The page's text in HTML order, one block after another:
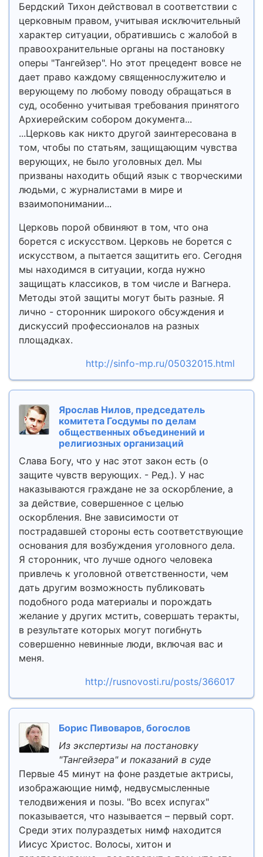
Бердский Тихон действовал в соответствии с
церковным правом, учитывая исключительный
характер ситуации, обратившись с жалобой в
правоохранительные органы на постановку
оперы "Тангейзер". Но этот прецедент вовсе не
дает право каждому священнослужителю и
верующему по любому поводу обращаться в
суд, особенно учитывая требования принятого
Архиерейским собором документа...
...Церковь как никто другой заинтересована в
том, чтобы по статьям, защищающим чувства
верующих, не было уголовных дел. Мы
призваны находить общий язык с творческими
людьми, с журналистами в мире и
взаимопонимании...
Церковь порой обвиняют в том, что она
борется с искусством. Церковь не борется с
искусством, а пытается защитить его. Сегодня
мы находимся в ситуации, когда нужно
защищать классиков, в том числе и Вагнера.
Методы этой защиты могут быть разные. Я
лично - сторонник широкого обсуждения и
дискуссий профессионалов на разных
площадках.
http://sinfo-mp.ru/05032015.html
Ярослав Нилов, председатель
комитета Госдумы по делам
общественных объединений и
религиозных организаций
Слава Богу, что у нас этот закон есть (о
защите чувств верующих. - Ред.). У нас
наказываются граждане не за оскорбление, а
за действие, совершенное с целью
оскорбления. Вне зависимости от
пострадавшей стороны есть соответствующие
основания для возбуждения уголовного дела.
Я сторонник, что лучше одного человека
привлечь к уголовной ответственности, чем
дать другим возможность публиковать
подобного рода материалы и порождать
желание у других мстить, совершать теракты,
в результате которых могут погибнуть
совершенно невинные люди, включая вас и
меня.
http://rusnovosti.ru/posts/366017
Борис Пивоваров, богослов
Из экспертизы на постановку
"Тангейзера" и показаний в суде
Первые 45 минут на фоне раздетые актрисы,
изображающие нимф, недвусмысленные
телодвижения и позы. "Во всех испугах"
показывается, что называется – первый сорт.
Среди этих полураздетых нимф находится
Иисус Христос. Волосы, хитон и